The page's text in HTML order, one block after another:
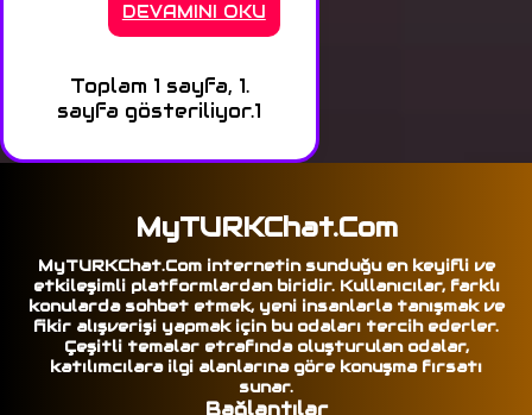
DEVAMINI OKU
Toplam 1 sayfa, 1.
sayfa gösteriliyor.1
MyTURKChat.Com
MyTURKChat.Com internetin sunduğu en keyifli ve
etkileşimli platformlardan biridir. Kullanıcılar, farklı
konularda sohbet etmek, yeni insanlarla tanışmak ve
fikir alışverişi yapmak için bu odaları tercih ederler.
Çeşitli temalar etrafında oluşturulan odalar,
katılımcılara ilgi alanlarına göre konuşma fırsatı
sunar.
Bağlantılar